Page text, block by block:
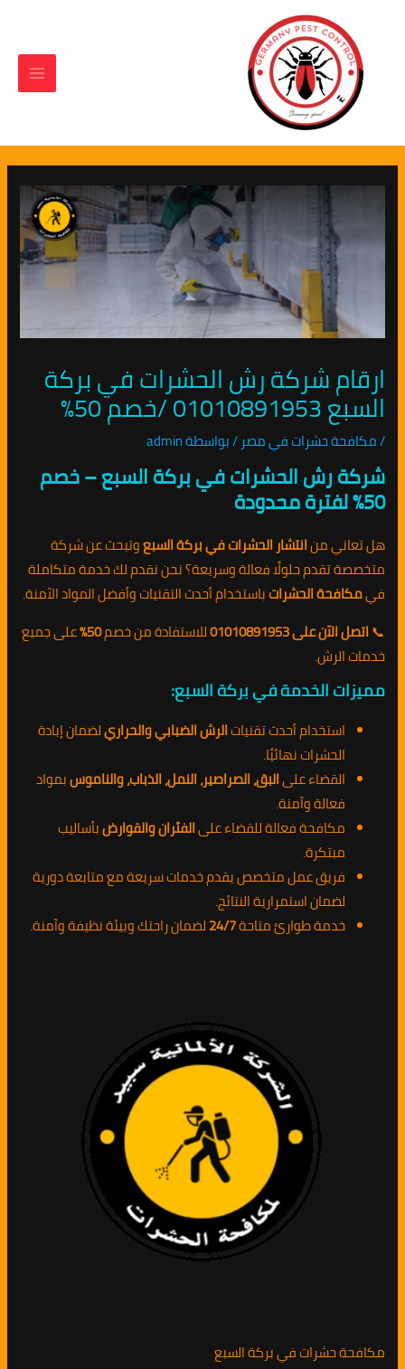
المحتوى
ارقام شركة رش الحشرات في بركة
السبع 01010891953 /خصم 50%
/مكافحة حشرات في مصر / بواسطةadmin
شركة رش الحشرات في بركة السبع – خصم
50% لفترة محدودة
هل تعاني منانتشار الحشرات في بركة السبعوتبحث عن شركة
متخصصة تقدم حلولًا فعالة وسريعة؟ نحن نقدم لك خدمة متكاملة
فيمكافحة الحشراتباستخدام أحدث التقنيات وأفضل المواد الآمنة.
📞اتصل الآن على 01010891953 للاستفادة من خصم50% على جميع
خدمات الرش.
مميزات الخدمة في بركة السبع:
استخدام أحدث تقنياتالرش الضبابي والحراريلضمان إبادة
الحشرات نهائيًا.
القضاء علىالبق، الصراصير، النمل، الذباب، والناموسبمواد
فعالة وآمنة.
مكافحة فعالة للقضاء علىالفئران والقوارضبأساليب
مبتكرة.
فريق عمل متخصص يقدم خدمات سريعة مع متابعة دورية
لضمان استمرارية النتائج.
خدمة طوارئ متاحة24/7لضمان راحتك وبيئة نظيفة وآمنة.
مكافحة حشرات في بركة السبع
navigation